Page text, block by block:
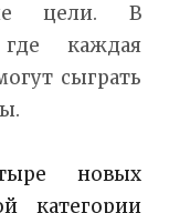
цели. В
где каждая
сыграть
новых
категории